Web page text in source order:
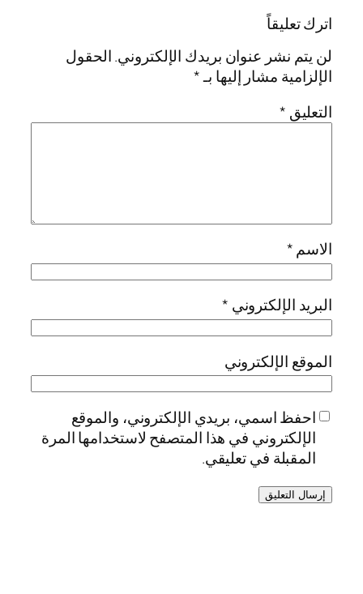
اترك تعليقاً
لن يتم نشر عنوان بريدك الإلكتروني.الحقول
الإلزامية مشار إليها بـ*
التعليق *
الاسم*
البريد الإلكتروني *
الموقع الإلكتروني
احفظ اسمي، بريدي الإلكتروني، والموقع
الإلكتروني في هذا المتصفح لاستخدامها المرة
المقبلة في تعليقي.